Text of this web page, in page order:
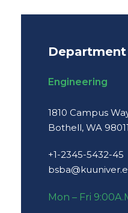
Engineering
1810 Campus
Bothell, WA
+1-2345-5432-45
Mon – Fri